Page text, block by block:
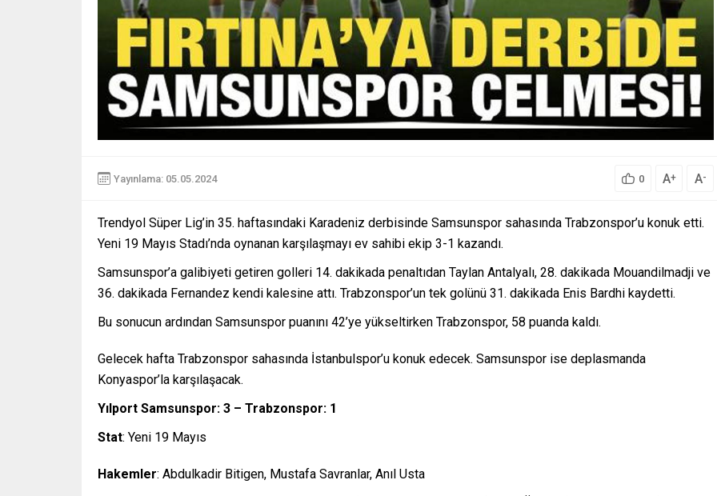
Yayınlama: 05.05.2024 0 A+ A-
Trendyol Süper Lig’in 35. haftasındaki Karadeniz derbisinde Samsunspor sahasında Trabzonspor’u konuk etti.
Yeni 19 Mayıs Stadı’nda oynanan karşılaşmayı ev sahibi ekip 3-1 kazandı.
Samsunspor’a galibiyeti getiren golleri 14. dakikada penaltıdan Taylan Antalyalı, 28. dakikada Mouandilmadji ve
36. dakikada Fernandez kendi kalesine attı. Trabzonspor’un tek golünü 31. dakikada Enis Bardhi kaydetti.
Bu sonucun ardından Samsunspor puanını 42’ye yükseltirken Trabzonspor, 58 puanda kaldı.
Gelecek hafta Trabzonspor sahasında İstanbulspor’u konuk edecek. Samsunspor ise deplasmanda
Konyaspor’la karşılaşacak.
Yılport Samsunspor: 3 – Trabzonspor: 1
Stat: Yeni 19 Mayıs
Hakemler: Abdulkadir Bitigen, Mustafa Savranlar, Anıl Usta